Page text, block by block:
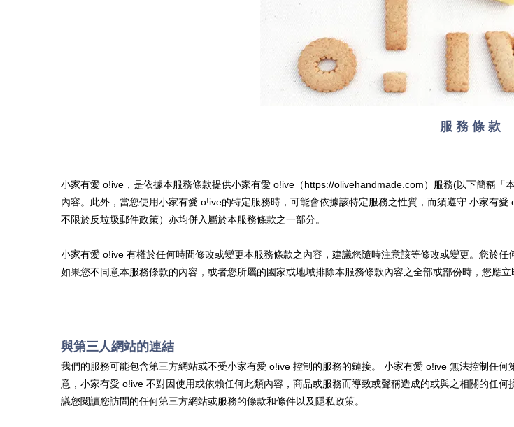
服 務 條 款
小家有愛 o!ive，是依據本服務條款提供小家有愛 o!ive（https://olivehandmade.com）服務(以下簡稱
內容。此外，當您使用小家有愛 o!ive的特定服務時，可能會依據該特定服務之性質，而須遵守 小家有愛
不限於反垃圾郵件政策）亦均併入屬於本服務條款之一部分。
小家有愛 o!ive 有權於任何時間修改或變更本服務條款之內容，建議您隨時注意該等修改或變更。您於
如果您不同意本服務條款的內容，或者您所屬的國家或地域排除本服務條款內容之全部或部份時，您應立
與第三人網站的連結
我們的服務可能包含第三方網站或不受小家有愛 o!ive 控制的服務的鏈接。 小家有愛 o!ive 無法控制任何
意， 小家有愛 o!ive 不對因使用或依賴任何此類內容，商品或服務而導致或聲稱造成的或與之相關的任
議您閱讀您訪問的任何第三方網站或服務的條款和條件以及隱私政策。